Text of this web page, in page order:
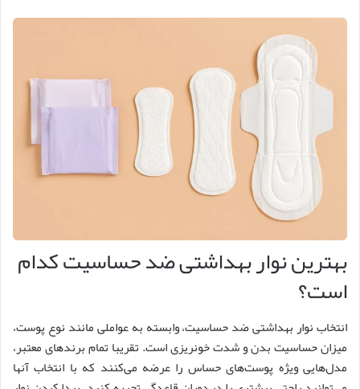
بهترین نوار بهداشتی ضد حساسیت کدام
است؟
انتخاب نوار بهداشتی ضد حساسیت، وابسته به عواملی مانند نوع پوست،
میزان حساسیت بدن و شدت خونریزی است. تقریبا تمام برندهای معتبر،
مدل‌هایی ویژه پوست‌های حساس را عرضه می‌کنند که با انتخاب آنها